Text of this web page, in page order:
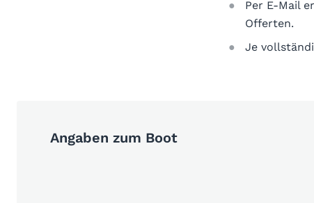
Per E-Mail
Offerten.
Je
Angaben zum Boot